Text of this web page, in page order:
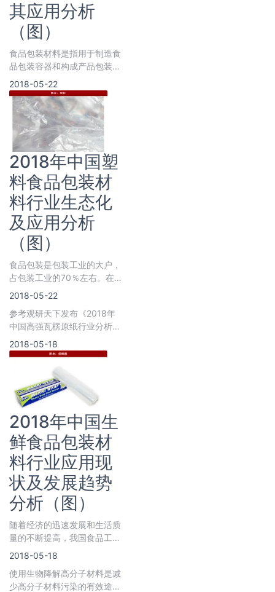
其应用分析
（图）
食品包装材料是指用于制造食
品包装容器和构成产品包装的
材料总称。在食品工业中的主
要作用是保护
2018-05-22
2018年中国塑
料食品包装材
料行业生态化
及应用分析
（图）
食品包装是包装工业的大户，
占包装工业的70％左右。在
食品包装材料中，塑料用量最
2018-05-22
参考观研天下发布《2018年
中国高强瓦楞原纸行业分析报
告-市场深度分析与发展趋势
研究》 &nbs
2018-05-18
2018年中国生
鲜食品包装材
料行业应用现
状及发展趋势
分析（图）
随着经济的迅速发展和生活质
量的不断提高，我国食品工业
发展迅猛，人们的生活理念和
2018-05-18
使用生物降解高分子材料是减
少高分子材料污染的有效途径